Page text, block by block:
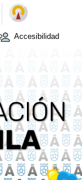
Accesibilidad